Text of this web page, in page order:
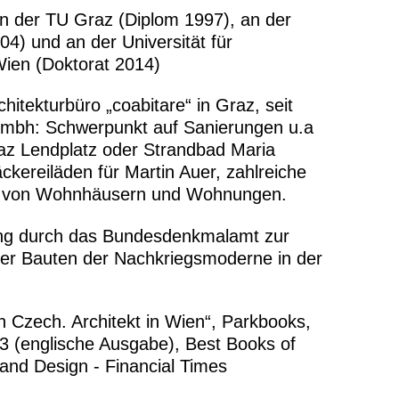
der TU Graz (Diplom 1997), an der
und an der Universität für
(Doktorat 2014)
„coabitare“ in Graz, seit
Schwerpunkt auf Sanierungen u.a
Lendplatz oder Strandbad Maria
für Martin Auer, zahlreiche
Wohnhäusern und Wohnungen.
durch das Bundesdenkmalamt zur
Bauten der Nachkriegsmoderne in der
Czech. Architekt in Wien“, Parkbooks,
(englische Ausgabe), Best Books of
Design - Financial Times